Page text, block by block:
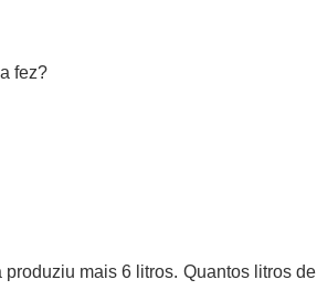
fez?
mais 6 litros. Quantos litros de